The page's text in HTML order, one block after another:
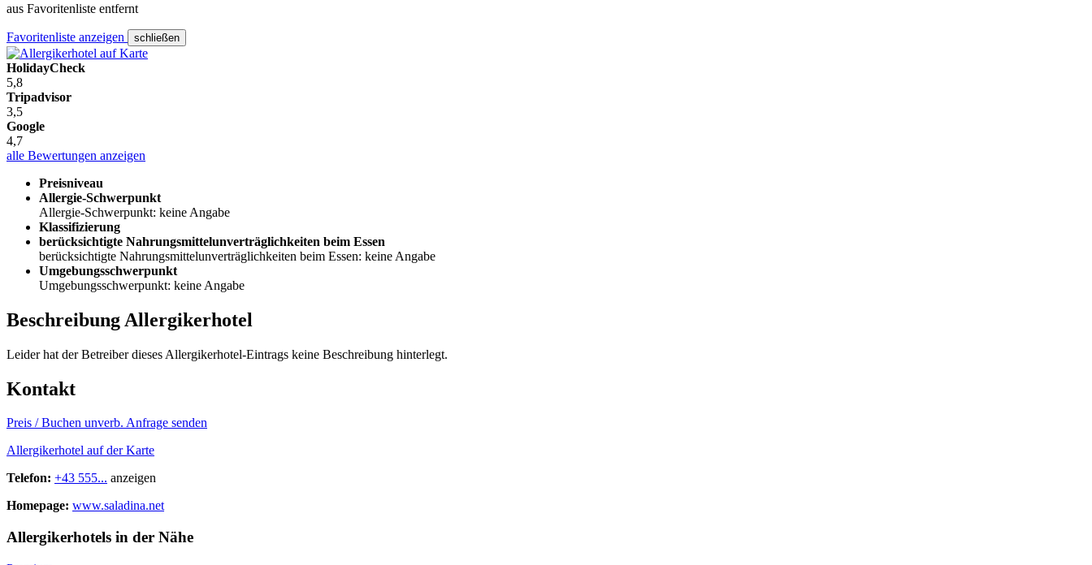
aus Favoritenliste entfernt
Favoritenliste anzeigen schließen
HolidayCheck
5,8
Tripadvisor
3,5
Google
4,7
alle Bewertungen anzeigen
Preisniveau
Allergie-Schwerpunkt
Allergie-Schwerpunkt: keine Angabe
Klassifizierung
berücksichtigte Nahrungsmittelunverträglichkeiten beim Essen
berücksichtigte Nahrungsmittelunverträglichkeiten beim Essen: keine Angabe
Umgebungsschwerpunkt
Umgebungsschwerpunkt: keine Angabe
Beschreibung Allergikerhotel
Leider hat der Betreiber dieses Allergikerhotel-Eintrags keine Beschreibung hinterlegt.
Kontakt
Preis / Buchen unverb. Anfrage senden
Allergikerhotel auf der Karte
Telefon: +43 555... anzeigen
Homepage: www.saladina.net
Allergikerhotels in der Nähe